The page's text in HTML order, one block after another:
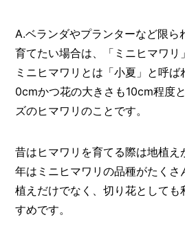
A.ベランダやプランターなど限ら
育てたい場合は、「ミニヒマワリ
ミニヒマワリとは「小夏」と呼
0cmかつ花の大きさも10cm程度
ズのヒマワリのことです。
昔はヒマワリを育てる際は地植え
年はミニヒマワリの品種がたく
植えだけでなく、切り花としても
すめです。